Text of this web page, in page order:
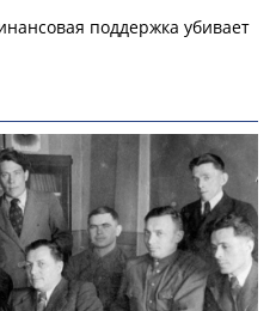
поддержка убивает